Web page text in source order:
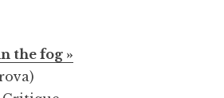
the fog »